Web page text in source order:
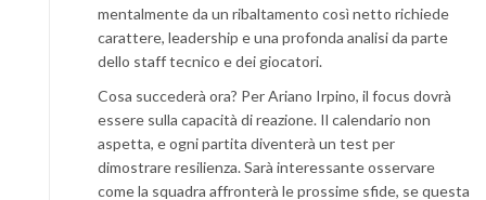
mentalmente da un ribaltamento così netto richiede
carattere, leadership e una profonda analisi da parte
dello staff tecnico e dei giocatori.
Cosa succederà ora? Per Ariano Irpino, il focus dovrà
essere sulla capacità di reazione. Il calendario non
aspetta, e ogni partita diventerà un test per
dimostrare resilienza. Sarà interessante osservare
come la squadra affronterà le prossime sfide, se questa